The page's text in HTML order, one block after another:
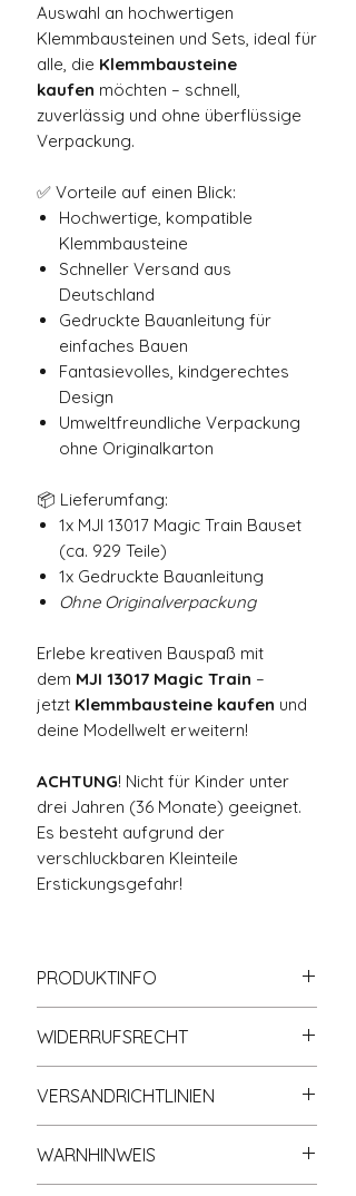
Auswahl an hochwertigen
Klemmbausteinen und Sets, ideal für
alle, die Klemmbausteine
kaufen möchten – schnell,
zuverlässig und ohne überflüssige
Verpackung.
✅ Vorteile auf einen Blick:
Hochwertige, kompatible
Klemmbausteine
Schneller Versand aus
Deutschland
Gedruckte Bauanleitung für
einfaches Bauen
Fantasievolles, kindgerechtes
Design
Umweltfreundliche Verpackung
ohne Originalkarton
📦 Lieferumfang:
1x MJI 13017 Magic Train Bauset
(ca. 929 Teile)
1x Gedruckte Bauanleitung
Ohne Originalverpackung
Erlebe kreativen Bauspaß mit
dem MJI 13017 Magic Train –
jetzt Klemmbausteine kaufen und
deine Modellwelt erweitern!
ACHTUNG! Nicht für Kinder unter
drei Jahren (36 Monate) geeignet.
Es besteht aufgrund der
verschluckbaren Kleinteile
Erstickungsgefahr!
PRODUKTINFO
anderen bekannten
Klemmbausteinmarken.
🚂 MJI 13017 Magic Train –
Originalverpackung
Erlebe das faszinierendeMJI
WIDERRUFSRECHT
finden Sie in der gleichnamigen
Rubrik Widerrufsrecht (s.Shop-
Richtlinien).
VERSANDRICHTLINIEN
Zahlungseingang. Die
Bearbeitungszeit der Bestellung
WARNHINWEIS